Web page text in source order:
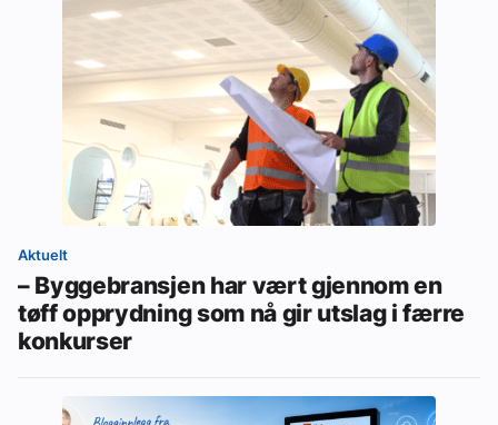
Aktuelt
– Byggebransjen har vært gjennom en
tøff opprydning som nå gir utslag i færre
konkurser